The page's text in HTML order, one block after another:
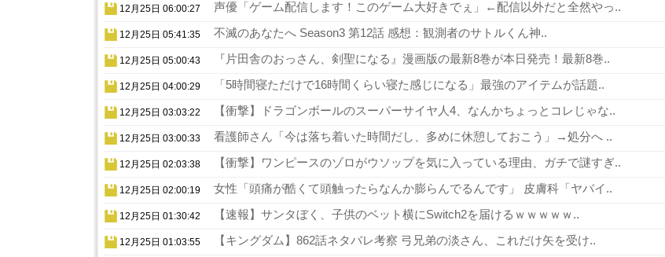
12月25日 06:00:27 声優「ゲーム配信します！このゲーム大好きでぇ」←配信以外だと全然やっ..
12月25日 05:41:35 不滅のあなたへ Season3 第12話 感想：観測者のサトルくん神..
12月25日 05:00:43 『片田舎のおっさん、剣聖になる』漫画版の最新8巻が本日発売！最新8巻..
12月25日 04:00:29 「5時間寝ただけで16時間くらい寝た感じになる」最強のアイテムが話題..
12月25日 03:03:22 【衝撃】ドラゴンボールのスーパーサイヤ人4、なんかちょっとコレじゃな..
12月25日 03:00:33 看護師さん「今は落ち着いた時間だし、多めに休憩しておこう」→処分へ ..
12月25日 02:03:38 【衝撃】ワンピースのゾロがウソップを気に入っている理由、ガチで謎すぎ..
12月25日 02:00:19 女性「頭痛が酷くて頭触ったらなんか膨らんでるんです」 皮膚科「ヤバイ..
12月25日 01:30:42 【速報】サンタぼく、子供のベット横にSwitch2を届けるｗｗｗｗｗ..
12月25日 01:03:55 【キングダム】862話ネタバレ考察 弓兄弟の淡さん、これだけ矢を受け..